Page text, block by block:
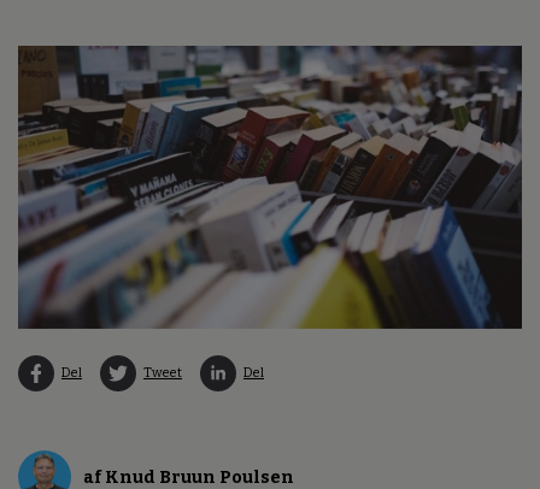
Del Tweet Del
af Knud Bruun Poulsen